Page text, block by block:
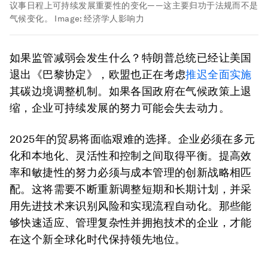
议事日程上可持续发展重要性的变化——这主要归功于法规而不是
气候变化。
Image:经济学人影响力
如果监管减弱会发生什么？特朗普总统已经让美国
退出《巴黎协定》，欧盟也正在考虑推迟全面实施
其碳边境调整机制。如果各国政府在气候政策上退
缩，企业可持续发展的努力可能会失去动力。
2025年的贸易将面临艰难的选择。企业必须在多元
化和本地化、灵活性和控制之间取得平衡。提高效
率和敏捷性的努力必须与成本管理的创新战略相匹
配。这将需要不断重新调整短期和长期计划，并采
用先进技术来识别风险和实现流程自动化。那些能
够快速适应、管理复杂性并拥抱技术的企业，才能
在这个新全球化时代保持领先地位。